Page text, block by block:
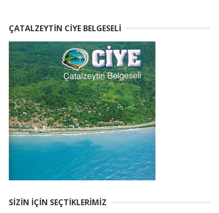
ÇATALZEYTIN CIYE BELGESELI
SIZIN İÇIN SEÇTIKLERIMIZ